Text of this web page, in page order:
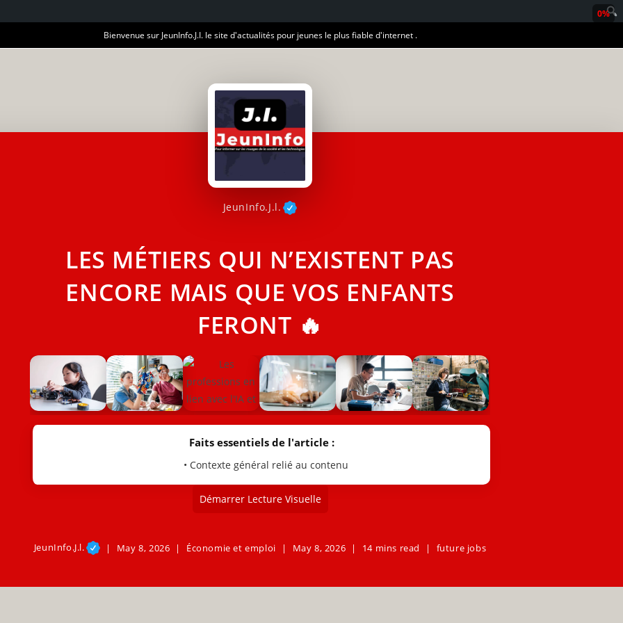
Bienvenue sur JeunInfo.J.I. le site d'actualités pour jeunes le plus fiable d'internet .
JeunInfo.J.l.
LES MÉTIERS QUI N’EXISTENT PAS
ENCORE MAIS QUE VOS ENFANTS
FERONT 🔥
Faits essentiels de l'article :
• Contexte général relié au contenu
Démarrer Lecture Visuelle
JeunInfo.J.l. May 8, 2026 Économie et emploi May 8, 2026 14 mins read future jobs
0%